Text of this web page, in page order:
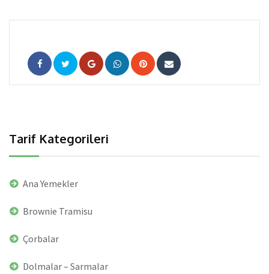
Google+WhatsappPinterest
Share
Tarif Kategorileri
Ana Yemekler
Brownie Tramisu
Çorbalar
Dolmalar – Sarmalar